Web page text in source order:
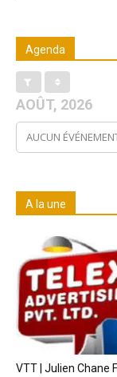
Agenda
AOÛT, 2026
AUCUN
A la une
VTT | Julien Chane